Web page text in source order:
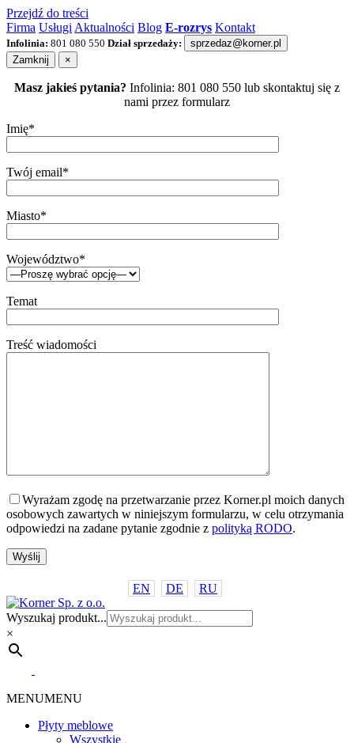
Przejdź do treści
Firma Usługi Aktualności Blog E-rozrys Kontakt
Infolinia: 801 080 550 Dział sprzedaży:
sprzedaz@korner.pl
Zamknij
×
Masz jakieś pytania? Infolinia: 801 080 550 lub skontaktuj się z
nami przez formularz
Imię*
Twój email*
Miasto*
Województwo*
Temat
Treść wiadomości
Wyrażam zgodę na przetwarzanie przez Korner.pl moich danych
osobowych zawartych w niniejszym formularzu, w celu otrzymania
odpowiedzi na zadane pytanie zgodnie z polityką RODO.
EN DE RU
Wyszukaj produkt...
×
MENUMENU
Płyty meblowe
Wszystkie